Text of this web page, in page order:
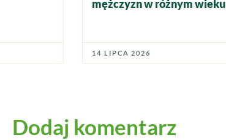
mężczyzn w różnym wieku
14 LIPCA 2026
Dodaj komentarz